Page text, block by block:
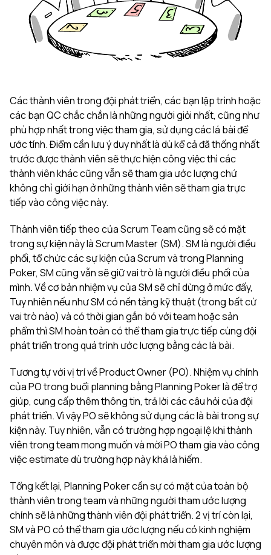
Các thành viên trong đội phát triển, các bạn lập trình hoặc
các bạn QC chắc chắn là những người giỏi nhất, cũng như
phù hợp nhất trong việc tham gia, sử dụng các lá bài để
ước tính. Điểm cần lưu ý duy nhất là dù kể cả đã thống nhất
trước được thành viên sẽ thực hiện công việc thì các
thành viên khác cũng vẫn sẽ tham gia ước lượng chứ
không chỉ giới hạn ở những thành viên sẽ tham gia trực
tiếp vào công việc này.
Thành viên tiếp theo của Scrum Team cũng sẽ có mặt
trong sự kiện này là Scrum Master (SM). SM là người điều
phối, tổ chức các sự kiện của Scrum và trong Planning
Poker, SM cũng vẫn sẽ giữ vai trò là người điều phối của
mình. Về cơ bản nhiệm vụ của SM sẽ chỉ dừng ở mức đấy,
Tuy nhiên nếu như SM có nền tảng kỹ thuật (trong bất cứ
vai trò nào) và có thời gian gắn bó với team hoặc sản
phẩm thì SM hoàn toàn có thể tham gia trực tiếp cùng đội
phát triển trong quá trình ước lượng bằng các là bài.
Tương tự với vị trí về Product Owner (PO). Nhiệm vụ chính
của PO trong buổi planning bằng Planning Poker là để trợ
giúp, cung cấp thêm thông tin, trả lời các câu hỏi của đội
phát triển. Vì vậy PO sẽ không sử dụng các là bài trong sự
kiện này. Tuy nhiên, vẫn có trường hợp ngoại lệ khi thành
viên trong team mong muốn và mời PO tham gia vào công
việc estimate dù trường hợp này khá là hiếm.
Tổng kết lại, Planning Poker cần sự có mặt của toàn bộ
thành viên trong team và những người tham ước lượng
chính sẽ là những thành viên đội phát triển. 2 vị trí còn lại,
SM và PO có thể tham gia ước lượng nếu có kinh nghiệm
chuyên môn và được đội phát triển mời tham gia ước lượng